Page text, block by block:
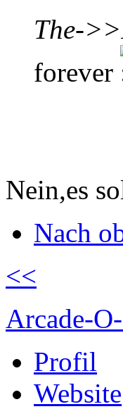
The-
forever
Nein,es
Nach
<<
Arcade-
Profil
Website